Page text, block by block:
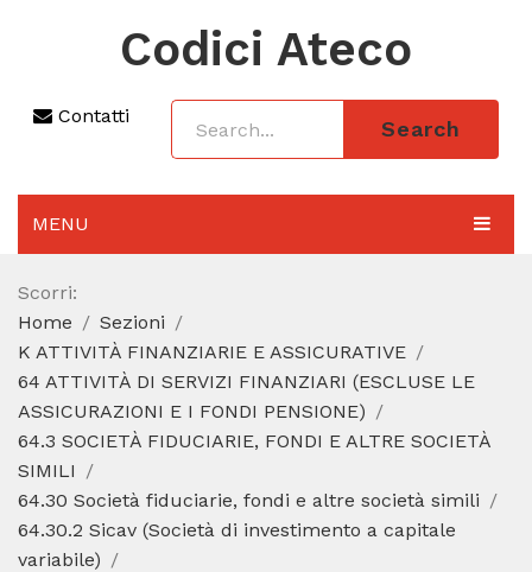
Codici Ateco
Contatti
Search
MENU
AGGIORNAMENTO 2025
SEZIONI
CODICE ATECO A COSA SERVE
REGIME FORFETTARIO
CODICE FISCALE
Scorri:
Home
Sezioni
K ATTIVITÀ FINANZIARIE E ASSICURATIVE
64 ATTIVITÀ DI SERVIZI FINANZIARI (ESCLUSE LE
ASSICURAZIONI E I FONDI PENSIONE)
64.3 SOCIETÀ FIDUCIARIE, FONDI E ALTRE SOCIETÀ
SIMILI
64.30 Società fiduciarie, fondi e altre società simili
64.30.2 Sicav (Società di investimento a capitale
variabile)